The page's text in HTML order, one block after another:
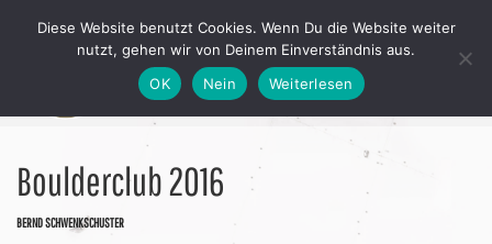
Boulderclub 2016
BERND SCHWENKSCHUSTER
Diese Website benutzt Cookies. Wenn Du die Website weiter
nutzt, gehen wir von Deinem Einverständnis aus.
OK
Nein Weiterlesen